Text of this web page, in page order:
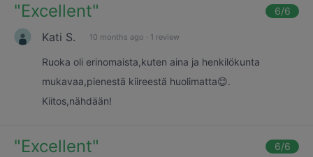
"Excellent" 6/6
Kati S. 10 months ago · 1 review
Ruoka oli erinomaista,kuten aina ja henkilökunta
mukavaa,pienestä kiireestä huolimatta😊.
Kiitos,nähdään!
"Excellent" 6/6